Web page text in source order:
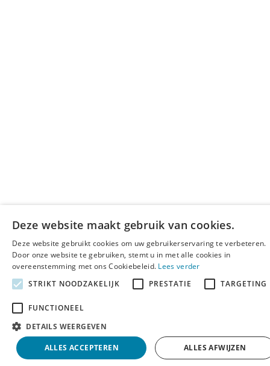
Deze website maakt gebruik van cookies.
Deze website gebruikt cookies om uw gebruikerservaring te verbeteren.
Door onze website te gebruiken, stemt u in met alle cookies in
overeenstemming met ons Cookiebeleid. Lees verder
STRIKT NOODZAKELIJK
PRESTATIE TARGETING
FUNCTIONEEL
DETAILS WEERGEVEN
ALLES ACCEPTEREN ALLES AFWIJZEN